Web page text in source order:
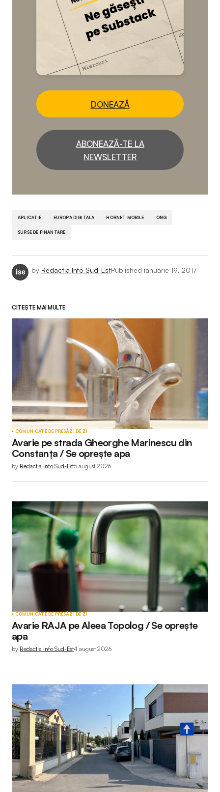
DONEAZĂ
ABONEAZĂ-TE LA
NEWSLETTER
APLICATIE EUROPA DIGITALA HORNET MOBILE ONG
SURSE DE FINANTARE
by Redactia Info Sud-EstPublished ianuarie 19, 2017
CITEȘTE MAI MULTE
COMUNICATE DE PRESĂZI DE ZI
Avarie pe strada Gheorghe Marinescu din
Constanța / Se oprește apa
by Redactia Info Sud-Est5 august 2026
COMUNICATE DE PRESĂZI DE ZI
Avarie RAJA pe Aleea Topolog / Se oprește
apa
by Redactia Info Sud-Est4 august 2026